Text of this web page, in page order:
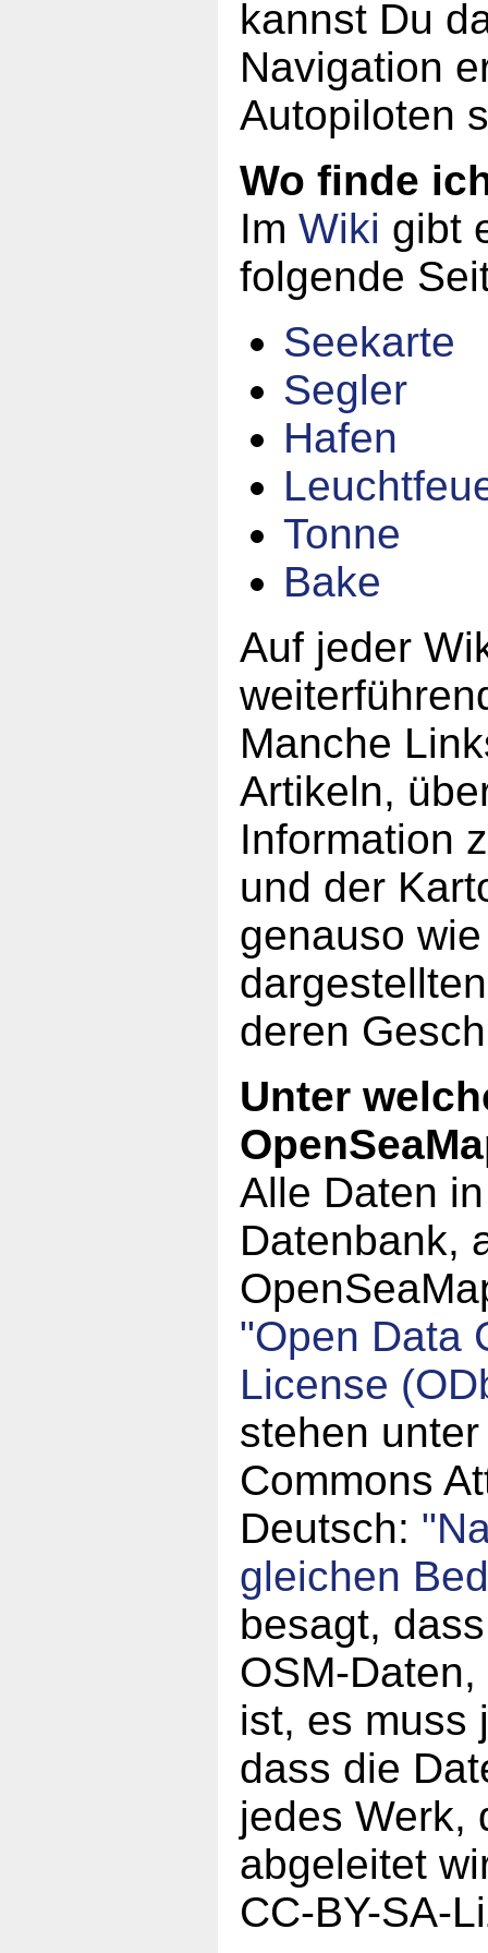
kannst Du
Navigation
Autopiloten
Wo finde
Im Wiki gibt
folgende
Seekarte
Segler
Hafen
Tonne
Bake
Auf jeder
Manche
Artikeln,
Information
und der
genauso
deren
Unter
Alle Daten
Datenbank,
"Open Data
License
stehen
Commons
Deutsch:
gleichen
besagt,
OSM-
ist, es muss
dass die
jedes Werk,
abgeleitet
CC-BY-SA-